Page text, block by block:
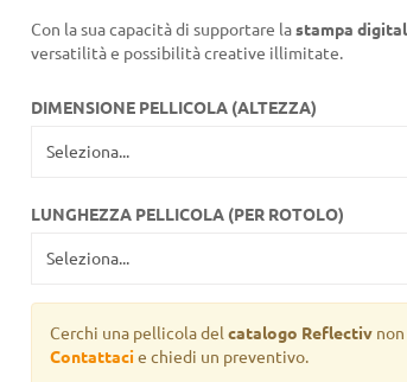
Con la sua capacità di supportare lastampa
versatilità e possibilità creative illimitate.
DIMENSIONE PELLICOLA (ALTEZZA)
LUNGHEZZA PELLICOLA (PER ROTOLO)
Cerchi una pellicola del catalogo Reflectiv
Contattacie chiedi un preventivo.